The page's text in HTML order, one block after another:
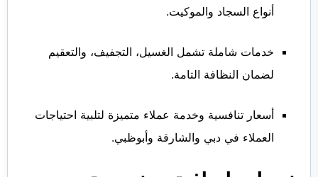
أنواع السجاد والموكيت.
خدمات شاملة تشمل الغسيل، التجفيف، والتعقيم
لضمان النظافة التامة.
أسعار تنافسية وخدمة عملاء متميزة لتلبية احتياجات
العملاء في دبي والشارقة وأبوظبي.